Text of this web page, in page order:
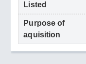
Listed
Purpose of
aquisition